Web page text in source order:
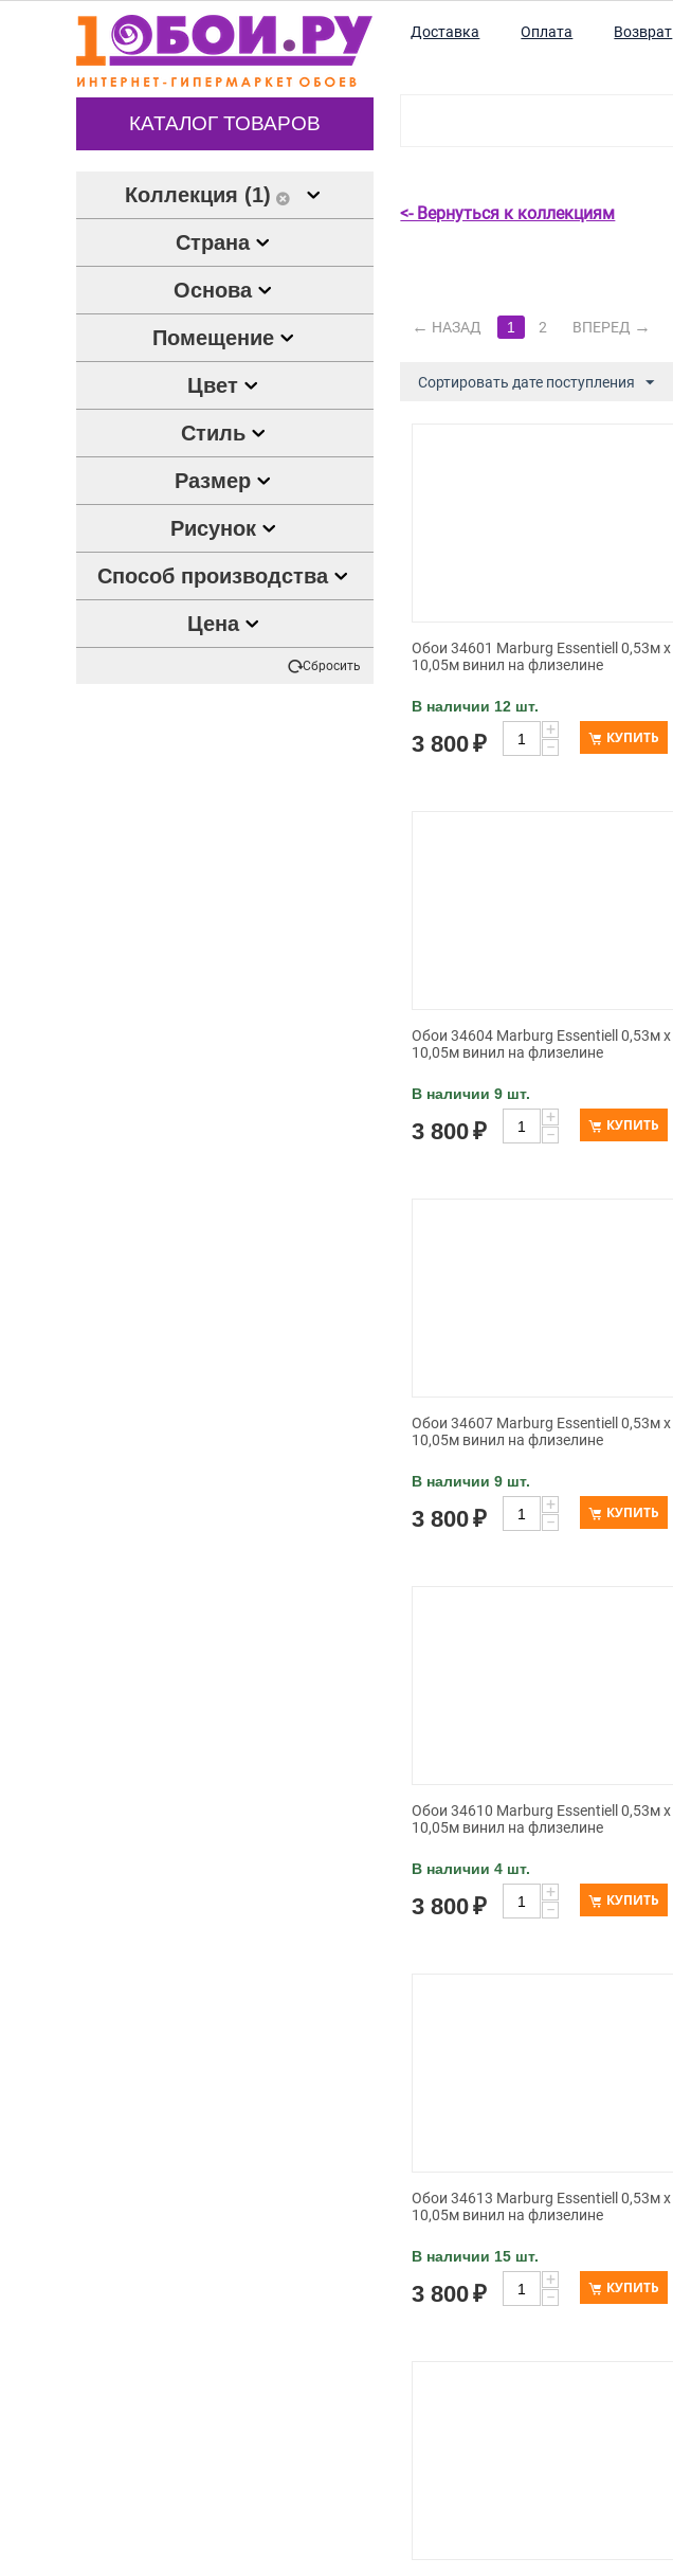
КАТАЛОГ ТОВАРОВ
Доставка Оплата Возврат
Коллекция (1)
Страна
Основа
Помещение
Цвет
Стиль
Размер
Рисунок
Способ производства
Цена
Сбросить
<- Вернуться к коллекциям
НАЗАД 1 2 ВПЕРЕД
Сортировать дате поступления
Обои 34601 Marburg Essentiell 0,53м х
10,05м винил на флизелине
В наличии 12 шт.
3 800₽
+
−
КУПИТЬ
Обои 34604 Marburg Essentiell 0,53м х
10,05м винил на флизелине
В наличии 9 шт.
3 800₽
+
−
КУПИТЬ
Обои 34607 Marburg Essentiell 0,53м х
10,05м винил на флизелине
В наличии 9 шт.
3 800₽
+
−
КУПИТЬ
Обои 34610 Marburg Essentiell 0,53м х
10,05м винил на флизелине
В наличии 4 шт.
3 800₽
+
−
КУПИТЬ
Обои 34613 Marburg Essentiell 0,53м х
10,05м винил на флизелине
В наличии 15 шт.
3 800₽
+
−
КУПИТЬ